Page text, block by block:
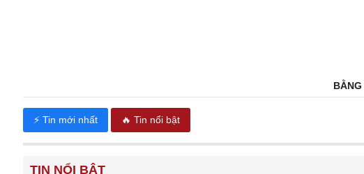
⚡ Tin mới nhất 🔥 Tin nổi bật
TIN NỔI BẬT